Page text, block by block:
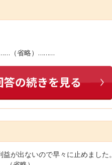
（省略）………
が出ないので早々に止めました。